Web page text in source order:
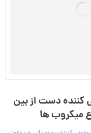
دست از بین
میکروب ها